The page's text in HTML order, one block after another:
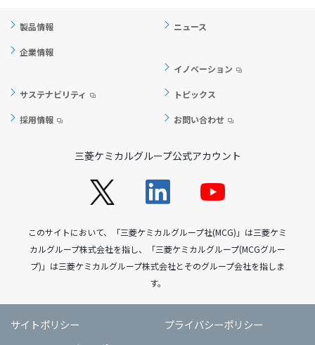
製品情報 ニュース
企業情報
イノベーション
サステナビリティ トピックス
採用情報 お問い合わせ
三菱ケミカルグループ公式アカウント
このサイトにおいて、「三菱ケミカルグループ社(MCG)」は三菱ケミ
カルグループ株式会社を指し、「三菱ケミカルグループ(MCGグルー
プ)」は三菱ケミカルグループ株式会社とそのグループ会社を指しま
す。
サイトポリシー
プライバシーポリシー